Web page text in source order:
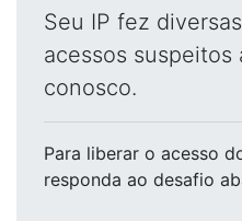
Seu IP fez
acessos suspeitos
conosco.
Para liberar o acesso
responda ao desafio